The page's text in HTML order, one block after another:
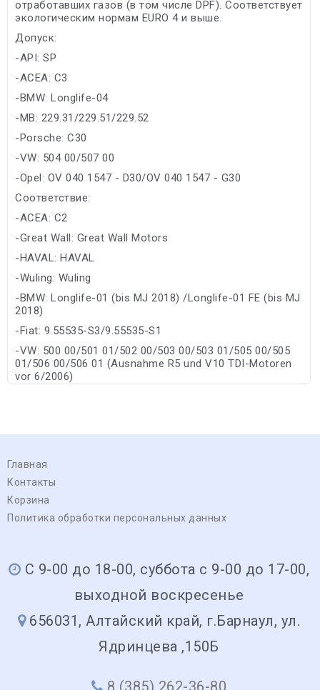
отработавших газов (в том числе DPF). Cоответствует
экологическим нормам EURO 4 и выше.
Допуск:
-API: SP
-ACEA: C3
-BMW: Longlife-04
-MB: 229.31/229.51/229.52
-Porsche: C30
-VW: 504 00/507 00
-Opel: OV 040 1547 - D30/OV 040 1547 - G30
Соответствие:
-ACEA: C2
-Great Wall: Great Wall Motors
-HAVAL: HAVAL
-Wuling: Wuling
-BMW: Longlife-01 (bis MJ 2018) /Longlife-01 FE (bis MJ
2018)
-Fiat: 9.55535-S3/9.55535-S1
-VW: 500 00/501 01/502 00/503 00/503 01/505 00/505
01/506 00/506 01 (Ausnahme R5 und V10 TDI-Motoren
vor 6/2006)
Главная
Контакты
Корзина
Политика обработки персональных данных
С 9-00 до 18-00, суббота с 9-00 до 17-00,
выходной воскресенье
656031, Алтайский край, г.Барнаул, ул.
Ядринцева ,150Б
8 (385) 262-36-80